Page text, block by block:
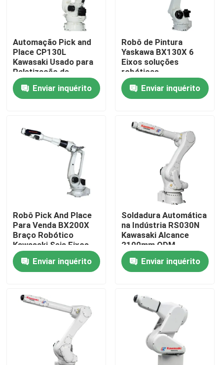
Para casa
Vídeos
Espetáculo VR
Visita à fábrica
Controle de qualidade
Contacte-nos
Automação Pick and
Place CP130L
Kawasaki Usado para
Paletização de
Mercadorias
Enviar inquérito
Robô de Pintura
Yaskawa BX130X 6
Eixos soluções
robóticas
Enviar inquérito
Robô Pick And Place
Para Venda BX200X
Braço Robótico
Kawasaki Seis Eixos
Enviar inquérito
Soldadura Automática
na Indústria RS030N
Kawasaki Alcance
2100mm ODM
Enviar inquérito